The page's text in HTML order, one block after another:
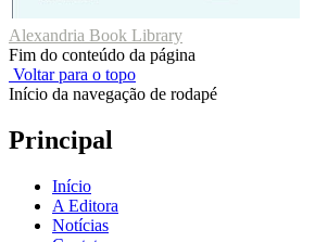
Alexandria Book Library
Fim do conteúdo da página
Voltar para o topo
Início da navegação de rodapé
Principal
Início
A Editora
Notícias